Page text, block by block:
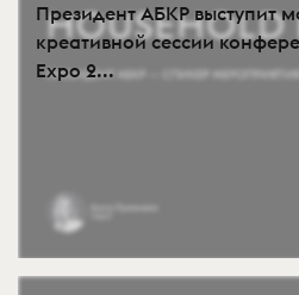
Президент АБКР выступит
креативной сессии
Expo 2...